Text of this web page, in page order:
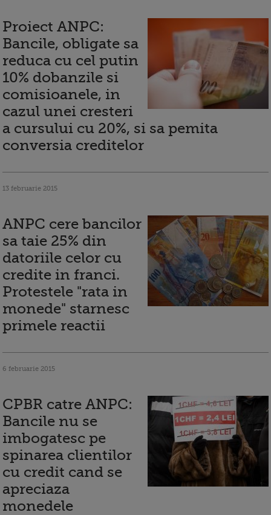
Proiect ANPC:
Bancile, obligate sa
reduca cu cel putin
10% dobanzile si
comisioanele, in
cazul unei cresteri
a cursului cu 20%, si sa pemita
conversia creditelor
13 februarie 2015
ANPC cere bancilor
sa taie 25% din
datoriile celor cu
credite in franci.
Protestele "rata in
monede" starnesc
primele reactii
6 februarie 2015
CPBR catre ANPC:
Bancile nu se
imbogatesc pe
spinarea clientilor
cu credit cand se
apreciaza
monedele